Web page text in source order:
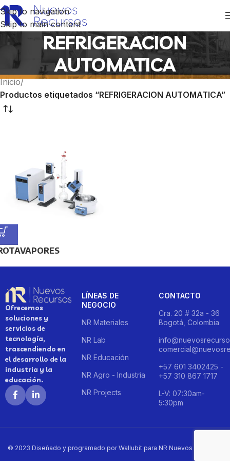
Skip to navigation
Skip to main content
REFRIGERACION
AUTOMATICA
Inicio/
Productos etiquetados “REFRIGERACION AUTOMATICA”
Ofrecemos
soluciones y
servicios de
tecnología,
trascendiendo en
el desarrollo de la
industria y la
educación.
LÍNEAS DE
NEGOCIO
NR Materiales
NR Lab
NR Educación
NR Agro - Industria
NR Projects
CONTACTO
Cra. 20 # 32a - 36
Bogotá, Colombia
+57 601 3402425 -
+57 310 867 1717
L-V: 07:30am-
5:30pm
© 2023 Diseñado y programado por Wallubit para NR Nuevos Recursos